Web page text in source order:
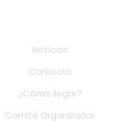
Noticias
Contacto
¿Cómo llegar?
Comité Organizador